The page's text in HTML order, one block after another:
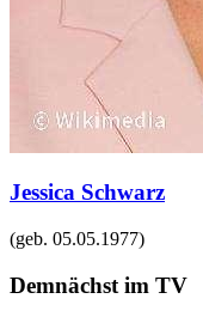
Jessica Schwarz
(geb. 05.05.1977)
Demnächst im TV